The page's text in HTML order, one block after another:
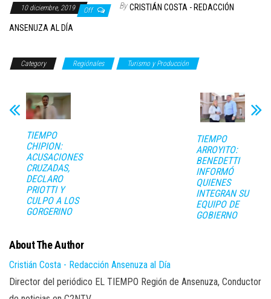
10 diciembre, 2019 Off By CRISTIÁN COSTA - REDACCIÓN
ANSENUZA AL DÍA
Category Regiónales Turismo y Producción
TIEMPO
CHIPION:
ACUSACIONES
CRUZADAS,
DECLARO
PRIOTTI Y
CULPO A LOS
GORGERINO
TIEMPO
ARROYITO:
BENEDETTI
INFORMÓ
QUIENES
INTEGRAN SU
EQUIPO DE
GOBIERNO
About The Author
Cristián Costa - Redacción Ansenuza al Día
Director del periódico EL TIEMPO Región de Ansenuza, Conductor